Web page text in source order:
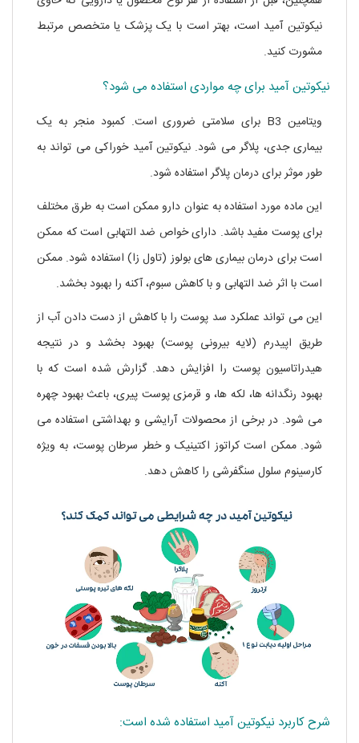
نیکوتین آمید است، بهتر است با یک پزشک یا متخصص مرتبط
مشورت کنید.
نیکوتین آمید برای چه مواردی استفاده می شود؟
ویتامین B3 برای سلامتی ضروری است. کمبود منجر به یک
بیماری جدی، پلاگر می شود. نیکوتین آمید خوراکی می تواند به
طور موثر برای درمان پلاگر استفاده شود.
این ماده مورد استفاده به عنوان دارو ممکن است به طرق مختلف
برای پوست مفید باشد. دارای خواص ضد التهابی است که ممکن
است برای درمان بیماری های بولوز (تاول زا) استفاده شود. ممکن
است با اثر ضد التهابی و با کاهش سبوم، آکنه را بهبود بخشد.
این می تواند عملکرد سد پوست را با کاهش از دست دادن آب از
طریق اپیدرم (لایه بیرونی پوست) بهبود بخشد و در نتیجه
هیدراتاسیون پوست را افزایش دهد. گزارش شده است که با
بهبود رنگدانه ها، لکه ها، و قرمزی پوست پیری، باعث بهبود چهره
می شود. در برخی از محصولات آرایشی و بهداشتی استفاده می
شود. ممکن است کراتوز اکتینیک و خطر سرطان پوست، به ویژه
کارسینوم سلول سنگفرشی را کاهش دهد.
شرح کاربرد نیکوتین آمید استفاده شده است: